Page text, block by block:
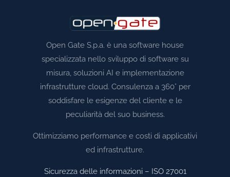
Open Gate S.p.a. è una software house
specializzata nello sviluppo di software su
misura, soluzioni AI e implementazione
infrastrutture cloud. Consulenza a 360° per
soddisfare le esigenze del cliente e le
peculiarità del suo business.
Ottimizziamo performance e costi di applicativi
ed infrastrutture.
Sicurezza delle informazioni – ISO 27001